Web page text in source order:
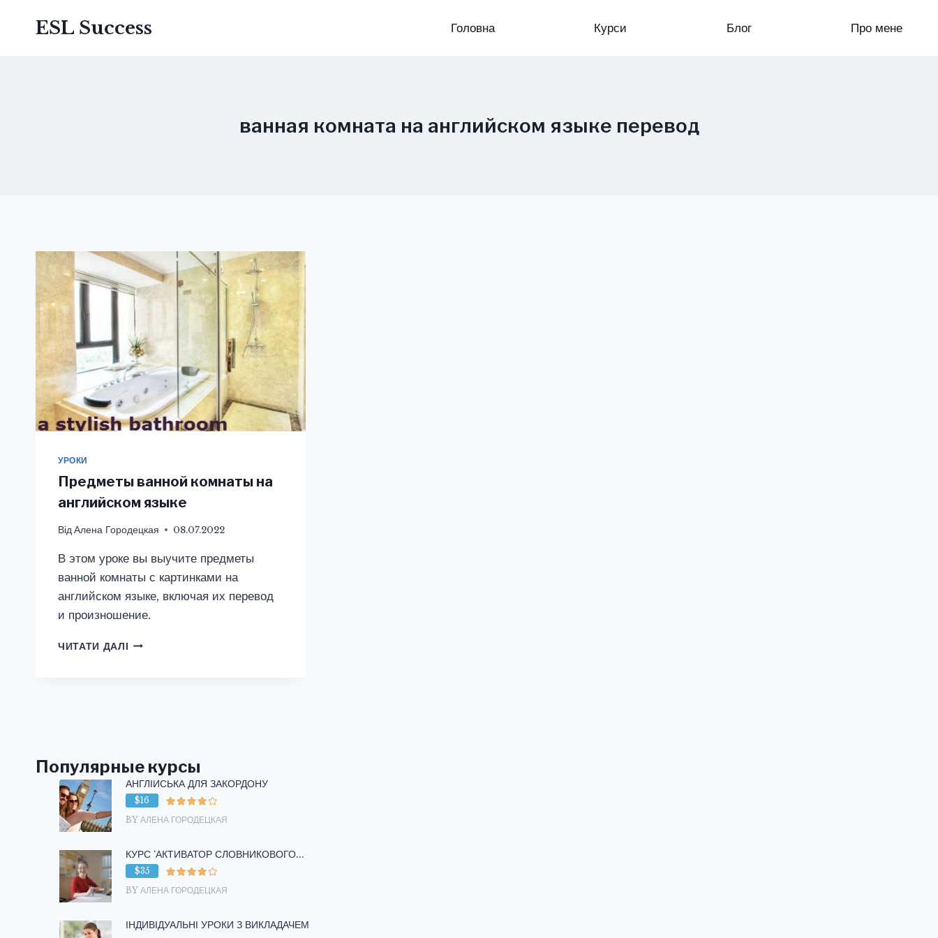
ESL Success Головна Курси Блог Про мене
ванная комната на английском языке перевод
УРОКИ
Предметы ванной комнаты на
английском языке
ВідАлена Городецкая 08.07.2022
В этом уроке вы выучите предметы
ванной комнаты с картинками на
английском языке, включая их перевод
и произношение.
ЧИТАТИ ДАЛІ ПРЕДМЕТЫ
Популярные курсы
АНГЛІЙСЬКА ДЛЯ ЗАКОРДОНУ
$16
BY АЛЕНА ГОРОДЕЦКАЯ
КУРС ‘АКТИВАТОР СЛОВНИКОВОГО...
$35
BY АЛЕНА ГОРОДЕЦКАЯ
ІНДИВІДУАЛЬНІ УРОКИ З ВИКЛАДАЧЕМ